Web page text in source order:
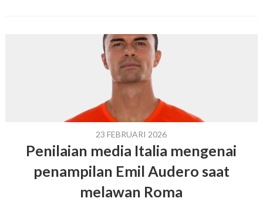
23 FEBRUARI 2026
Penilaian media Italia mengenai
penampilan Emil Audero saat
melawan Roma